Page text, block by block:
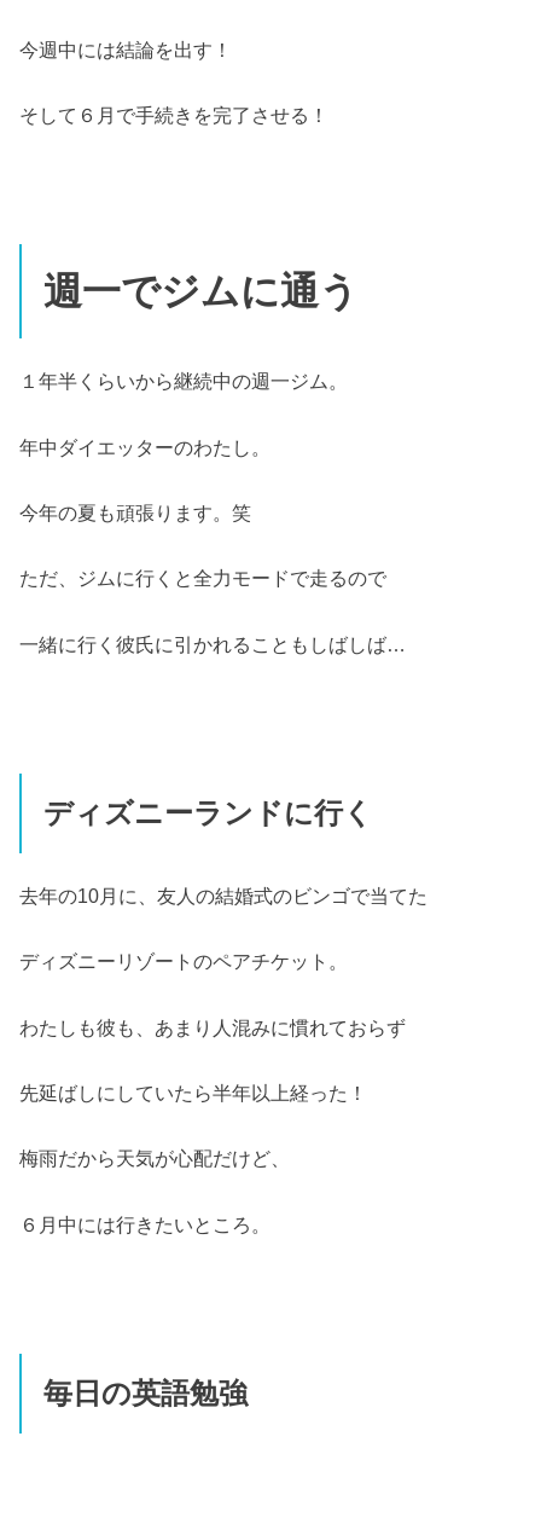
今週中には結論を出す！
そして６月で手続きを完了させる！
週一でジムに通う
１年半くらいから継続中の週一ジム。
年中ダイエッターのわたし。
今年の夏も頑張ります。笑
ただ、ジムに行くと全力モードで走るので
一緒に行く彼氏に引かれることもしばしば…
ディズニーランドに行く
去年の10月に、友人の結婚式のビンゴで当てた
ディズニーリゾートのペアチケット。
わたしも彼も、あまり人混みに慣れておらず
先延ばしにしていたら半年以上経った！
梅雨だから天気が心配だけど、
６月中には行きたいところ。
毎日の英語勉強